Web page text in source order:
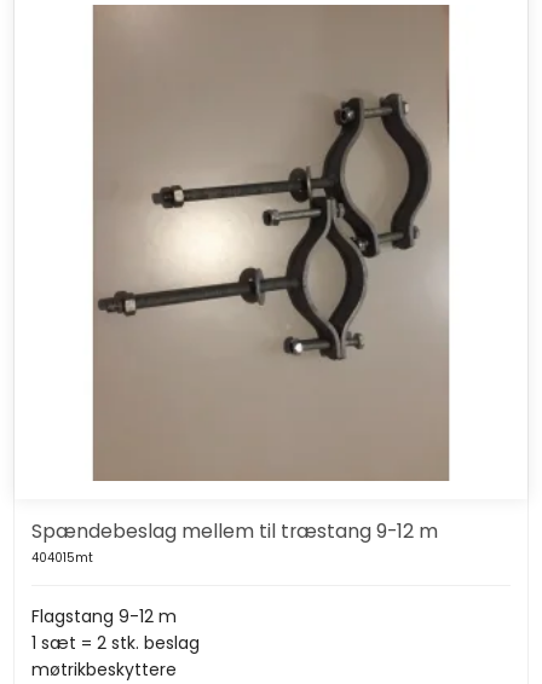
Spændebeslag mellem til træstang 9-12 m
404015mt
Flagstang 9-12 m
1 sæt = 2 stk. beslag
møtrikbeskyttere